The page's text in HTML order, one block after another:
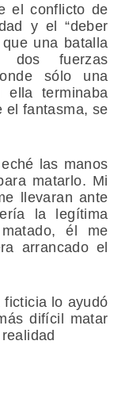
el conflicto de
y el “deber
una batalla
dos fuerzas
sólo una
terminaba
el fantasma, se
las manos
matarlo. Mi
llevaran ante
la legítima
él me
arrancado el
ficticia lo ayudó
difícil matar